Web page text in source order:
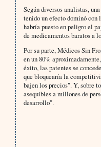
Según diversos analistas,
tenido un efecto dominó con
habría puesto en peligro el
de medicamentos baratos a
Por su parte, Médicos Sin
en un 80%
éxito, las patentes se
que bloquearía la
bajen los precios". Y, sobre
asequibles a millones de
desarrollo".